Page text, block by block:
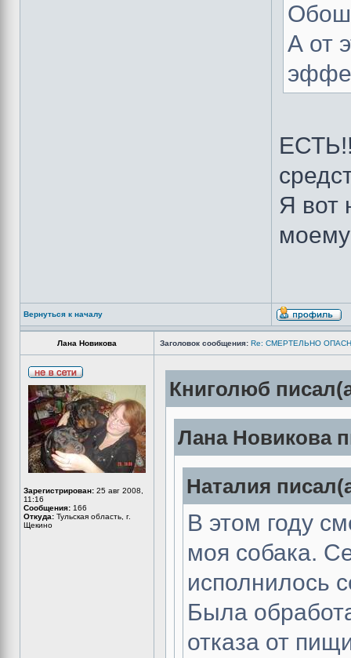
А от
Я вот
Вернуться к началу
Лана Новикова Заголовок сообщения: Re: СМЕРТЕЛЬНО
Зарегистрирован: 25 авг 2008,
11:16
Сообщения: 166
Откуда: Тульская область, г.
Щекино
Книголюб
Лана Новикова
Наталия
В этом году
моя собака.
исполнилось
Была
отказа от